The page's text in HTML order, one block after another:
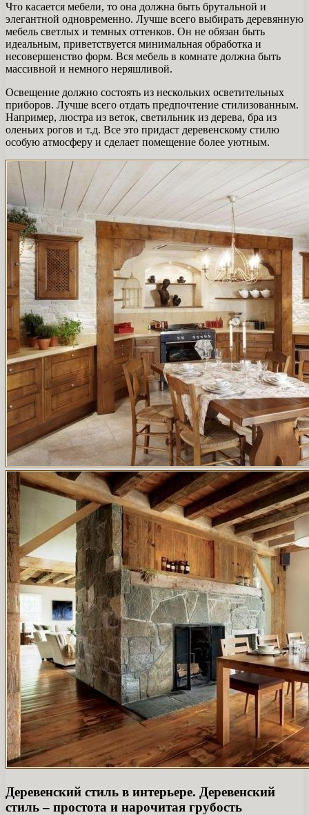
Что касается мебели, то она должна быть брутальной и
элегантной одновременно. Лучше всего выбирать деревянную
мебель светлых и темных оттенков. Он не обязан быть
идеальным, приветствуется минимальная обработка и
несовершенство форм. Вся мебель в комнате должна быть
массивной и немного неряшливой.
Освещение должно состоять из нескольких осветительных
приборов. Лучше всего отдать предпочтение стилизованным.
Например, люстра из веток, светильник из дерева, бра из
оленьих рогов и т.д. Все это придаст деревенскому стилю
особую атмосферу и сделает помещение более уютным.
Деревенский стиль в интерьере. Деревенский
стиль – простота и нарочитая грубость